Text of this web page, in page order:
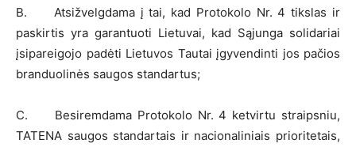
B. Atsižvelgdama į tai, kad Protokolo Nr. 4 tikslas ir
paskirtis yra garantuoti Lietuvai, kad Sąjunga solidariai
įsipareigojo padėti Lietuvos Tautai įgyvendinti jos pačios
branduolinės saugos standartus;
C. Besiremdama Protokolo Nr. 4 ketvirtu straipsniu,
TATENA saugos standartais ir nacionaliniais prioritetais,